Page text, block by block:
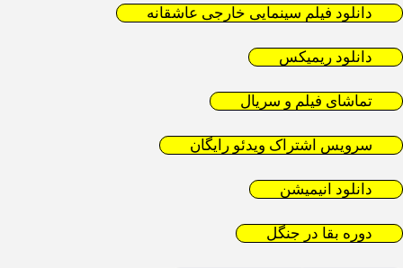
دانلود فیلم سینمایی خارجی عاشقانه
دانلود ریمیکس
تماشای فیلم و سریال
سرویس اشتراک ویدئو رایگان
دانلود انیمیشن
دوره بقا در جنگل